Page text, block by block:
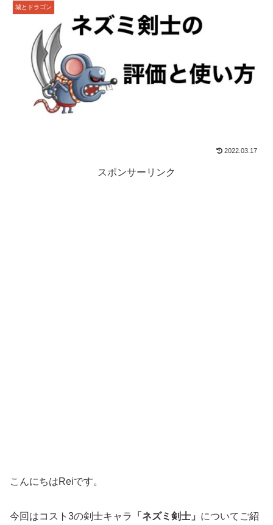
城とドラゴン
2022.03.17
スポンサーリンク
こんにちはReiです。
今回はコスト3の剣士キャラ 「ネズミ剣士」 についてご紹